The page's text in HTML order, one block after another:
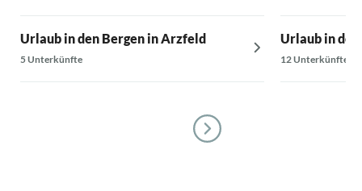
Urlaub in den Bergen in Arzfeld
5 Unterkünfte
Urlaub in den
12 Unterkünfte